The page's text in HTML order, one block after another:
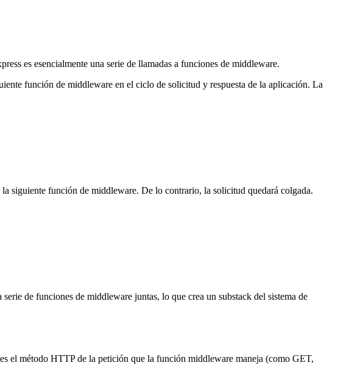
es esencialmente una serie de llamadas a funciones de middleware.
función de middleware en el ciclo de solicitud y respuesta de la aplicación. La
la siguiente función de middleware. De lo contrario, la solicitud quedará colgada.
de funciones de middleware juntas, lo que crea un substack del sistema de
es el método HTTP de la petición que la función middleware maneja (como GET,